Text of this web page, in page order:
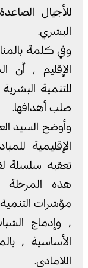
للأجيال
البشري.
صلب أهدافها.
اللامادي.